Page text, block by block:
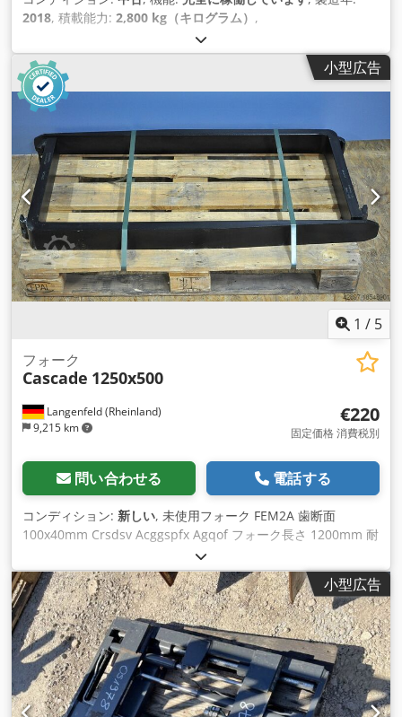
2018, 積載能力: 2,800 kg（キログラム） ,
小型広告
1 / 5
Langenfeld (Rheinland)
9,215 km
フォーク
Cascade 1250x500
€220
固定価格 消費税別
問い合わせる 電話する
コンディション: 新しい, 未使用フォーク FEM2A 歯断面
100x40mm Crsdsv Acggspfx Agqof フォーク長さ 1200mm 耐
荷重2500kg/ペア フォークキャリッジ高さ407mm ISO II A、地
上高76mm ご予約いただければ、現地で機械のデモンストレー
ションを実施することも可能です。当社では、デモンストレー
ションの準備ができている倉 庫にあるマシンのみを提供してい
ます。「このサプライヤーからのその他のオファー」を参照し
てください。
小型広告